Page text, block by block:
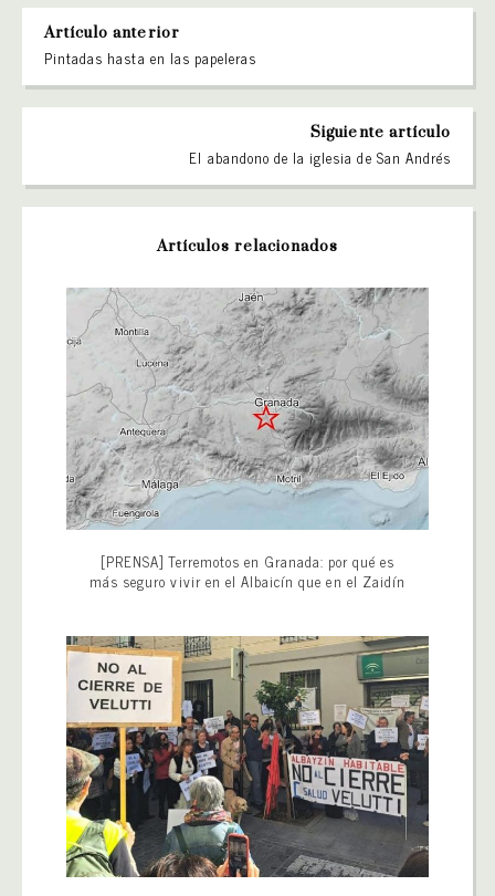
Artículo anterior
Pintadas hasta en las papeleras
Siguiente artículo
El abandono de la iglesia de San Andrés
Artículos relacionados
[PRENSA] Terremotos en Granada: por qué es
más seguro vivir en el Albaicín que en el Zaidín